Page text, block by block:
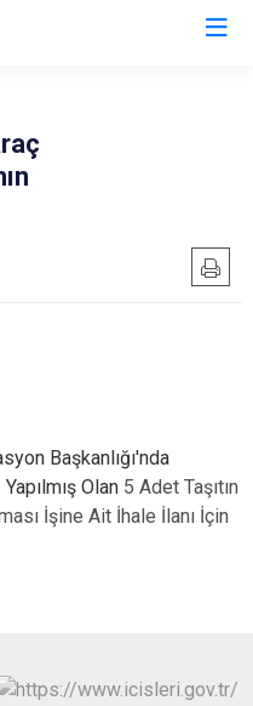
Başkanlığı'nda
Olan 5 Adet Taşıtın
İşine Ait İhale İlanı İçin